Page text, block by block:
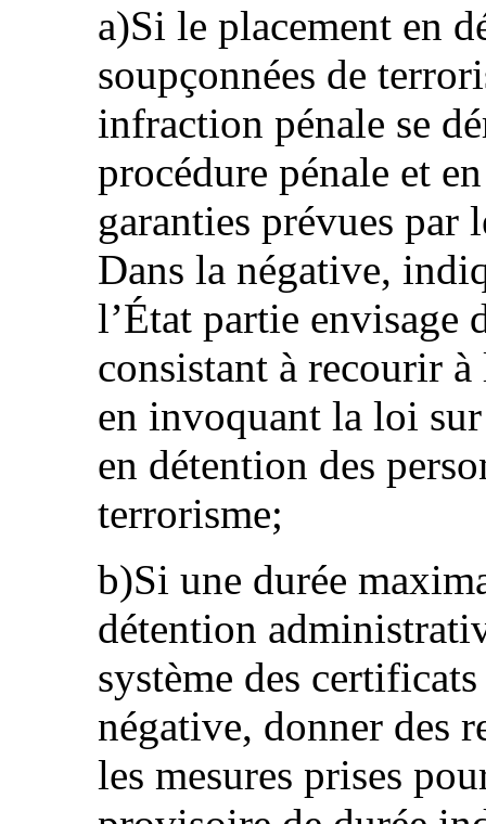
a)Si le placement en
soupçonnées de
infraction pénale se
procédure pénale et
garanties prévues par
Dans la négative,
l’État partie
consistant à recourir
en invoquant la loi
en détention des
terrorisme;
b)Si une durée
détention
système des
négative, donner des
les mesures prises